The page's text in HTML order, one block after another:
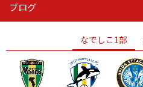
ニッパツ
ニッパツ 名古屋
ブログ
なでしこ1部